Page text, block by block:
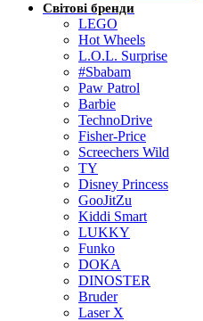
Світові бренди
LEGO
Hot Wheels
L.O.L. Surprise
#Sbabam
Paw Patrol
Barbie
TechnoDrive
Fisher-Price
Screechers Wild
TY
Disney Princess
GooJitZu
Kiddi Smart
LUKKY
Funko
DOKA
DINOSTER
Bruder
Laser X